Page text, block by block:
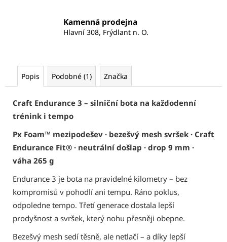
Kamenná prodejna
Hlavní 308, Frýdlant n. O.
Popis Podobné (1) Značka
Craft Endurance 3 – silniční bota na každodenní
trénink i tempo
Px Foam™ mezipodešev · bezešvý mesh svršek · Craft
Endurance Fit® · neutrální došlap · drop 9 mm ·
váha 265 g
Endurance 3 je bota na pravidelné kilometry – bez
kompromisů v pohodlí ani tempu. Ráno poklus,
odpoledne tempo. Třetí generace dostala lepší
prodyšnost a svršek, který nohu přesněji obepne.
Bezešvý mesh sedí těsně, ale netlačí – a díky lepší